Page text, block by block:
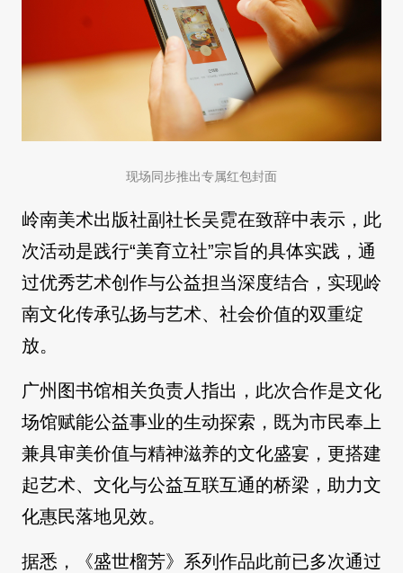
现场同步推出专属红包封面
岭南美术出版社副社长吴霓在致辞中表示，此
次活动是践行“美育立社”宗旨的具体实践，通
过优秀艺术创作与公益担当深度结合，实现岭
南文化传承弘扬与艺术、社会价值的双重绽
放。
广州图书馆相关负责人指出，此次合作是文化
场馆赋能公益事业的生动探索，既为市民奉上
兼具审美价值与精神滋养的文化盛宴，更搭建
起艺术、文化与公益互联互通的桥梁，助力文
化惠民落地见效。
据悉，《盛世榴芳》系列作品此前已多次通过